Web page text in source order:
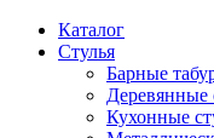
Каталог
Стулья
Барные
Деревянные
Кухонные